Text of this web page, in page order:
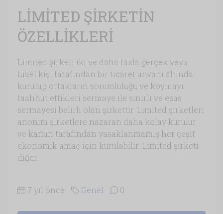
LİMİTED ŞİRKETİN
ÖZELLİKLERİ
Limited şirketi iki ve daha fazla gerçek veya
tüzel kişi tarafından bir ticaret unvanı altında
kurulup ortakların sorumluluğu ve koymayı
taahhüt ettikleri sermaye ile sınırlı ve esas
sermayesi belirli olan şirkettir. Limited şirketleri
anonim şirketlere nazaran daha kolay kurulur
ve kanun tarafından yasaklanmamış her çeşit
ekonomik amaç için kurulabilir. Limited şirketi
diğer...
7 yıl önce Genel 0